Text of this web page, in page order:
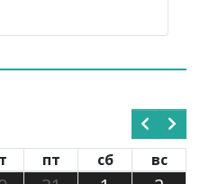
пт сб вс